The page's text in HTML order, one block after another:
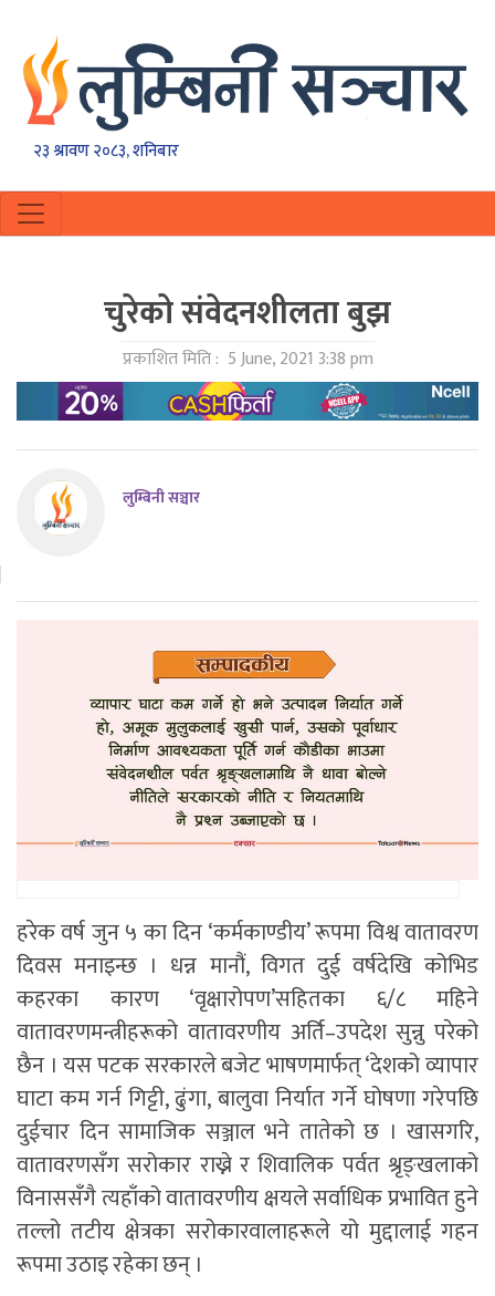
२३ श्रावण २०८३, शनिबार
चुरेको संवेदनशीलता बुझ
प्रकाशित मिति : 5 June, 2021 3:38 pm
लुम्बिनी सञ्चार
हरेक वर्ष जुन ५ का दिन ‘कर्मकाण्डीय’ रूपमा विश्व वातावरण
दिवस मनाइन्छ । धन्न मानौं, विगत दुई वर्षदेखि कोभिड
कहरका कारण ‘वृक्षारोपण’सहितका ६/८ महिने
वातावरणमन्त्रीहरूको वातावरणीय अर्ति–उपदेश सुन्नु परेको
छैन । यस पटक सरकारले बजेट भाषणमार्फत् ‘देशको व्यापार
घाटा कम गर्न गिट्टी, ढुंगा, बालुवा निर्यात गर्ने घोषणा गरेपछि
दुईचार दिन सामाजिक सञ्जाल भने तातेको छ । खासगरि,
वातावरणसँग सरोकार राख्ने र शिवालिक पर्वत श्रृङ्खलाको
विनाससँगै त्यहाँको वातावरणीय क्षयले सर्वाधिक प्रभावित हुने
तल्लो तटीय क्षेत्रका सरोकारवालाहरूले यो मुद्दालाई गहन
रूपमा उठाइ रहेका छन् ।